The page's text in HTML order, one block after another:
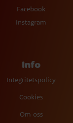
Facebook
Instagram
Info
Integritetspolicy
Cookies
Om oss